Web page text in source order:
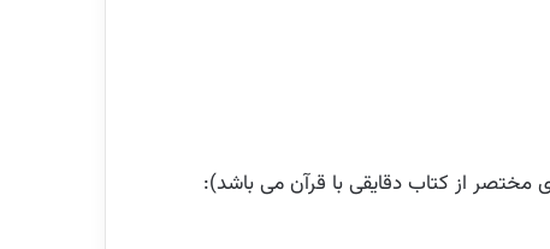
مختصر از کتاب دقایقی با قرآن می باشد):